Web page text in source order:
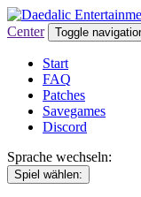
Center
Toggle
Start
FAQ
Patches
Savegames
Discord
Sprache wechseln:
Spiel wählen: